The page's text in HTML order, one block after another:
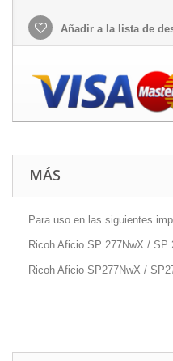
Añadir a la lista de
MÁS
Para uso en las siguientes
Ricoh Aficio SP 277NwX / SP
Ricoh Aficio SP277NwX /